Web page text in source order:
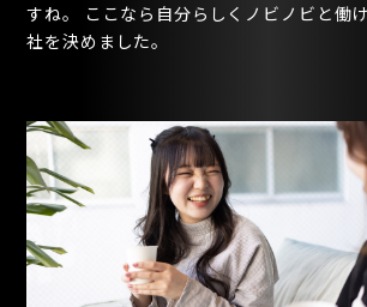
すね。 ここなら自分らしくノビノビと働
社を決めました。